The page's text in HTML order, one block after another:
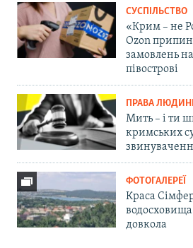
СУСПІЛЬСТВО
«Крим – не
Ozon
замовлень
півострові
ПРАВА
Мить – і ти
кримських
ФОТОГАЛЕРЕЇ
Краса
водосховища
довкола